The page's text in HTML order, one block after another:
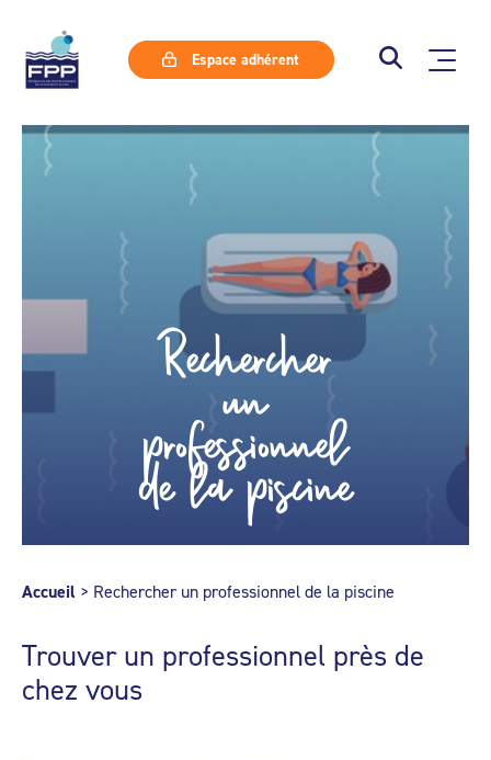
Espace adhérent
Rechercher
un
professionnel
de la piscine
Accueil > Rechercher un professionnel de la piscine
Trouver un professionnel près de
chez vous